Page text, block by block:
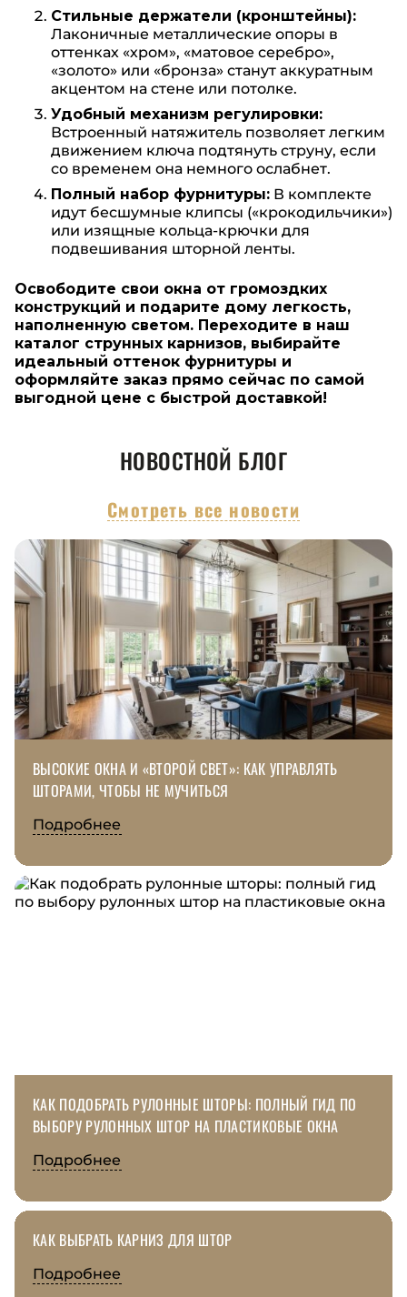
Стильные держатели (кронштейны):
Лаконичные металлические опоры в
оттенках «хром», «матовое серебро»,
«золото» или «бронза» станут аккуратным
акцентом на стене или потолке.
Удобный механизм регулировки:
Встроенный натяжитель позволяет легким
движением ключа подтянуть струну, если
со временем она немного ослабнет.
Полный набор фурнитуры: В комплекте
идут бесшумные клипсы («крокодильчики»)
или изящные кольца-крючки для
подвешивания шторной ленты.
Освободите свои окна от громоздких
конструкций и подарите дому легкость,
наполненную светом. Переходите в наш
каталог струнных карнизов, выбирайте
идеальный оттенок фурнитуры и
оформляйте заказ прямо сейчас по самой
выгодной цене с быстрой доставкой!
НОВОСТНОЙ БЛОГ
Смотреть все новости
ВЫСОКИЕ ОКНА И «ВТОРОЙ СВЕТ»: КАК УПРАВЛЯТЬ
ШТОРАМИ, ЧТОБЫ НЕ МУЧИТЬСЯ
Подробнее
КАК ПОДОБРАТЬ РУЛОННЫЕ ШТОРЫ: ПОЛНЫЙ ГИД ПО
ВЫБОРУ РУЛОННЫХ ШТОР НА ПЛАСТИКОВЫЕ ОКНА
Подробнее
КАК ВЫБРАТЬ КАРНИЗ ДЛЯ ШТОР
Подробнее